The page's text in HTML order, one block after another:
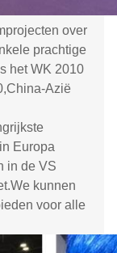
over
prachtige
het WK 2010
Azië
Europa
in de VS
kunnen
voor alle